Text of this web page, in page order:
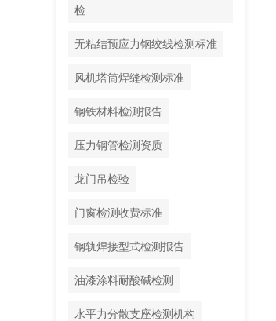
检
无粘结预应力钢绞线检测标准
风机塔筒焊缝检测标准
钢铁材料检测报告
压力钢管检测资质
龙门吊检验
门窗检测收费标准
钢轨焊接型式检测报告
油漆涂料耐酸碱检测
水平力分散支座检测机构